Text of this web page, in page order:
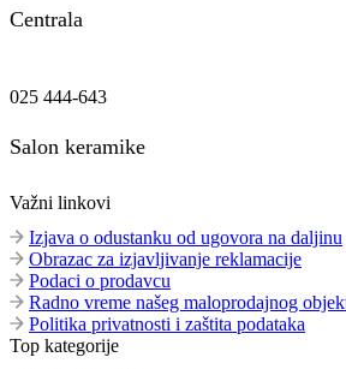
Centrala
025 444-643
Salon keramike
Važni linkovi
Izjava o odustanku od ugovora na daljinu
Obrazac za izjavljivanje reklamacije
Podaci o prodavcu
Radno vreme našeg maloprodajnog
Politika privatnosti i zaštita podataka
Top kategorije